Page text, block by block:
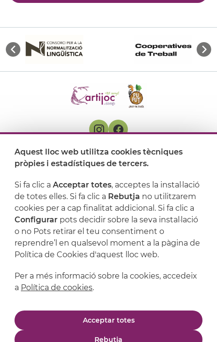
On ens trobem
Suport
Política de privacitat
Aquest lloc web utilitza cookies tècniques
pròpies i estadístiques de tercers.
Si fa clic a Acceptar totes, acceptes la instal·lació
de totes elles. Si fa clic a Rebutja no utilitzarem
cookies per a cap finalitat addicional. Si fa clic a
Configurar pots decidir sobre la seva instal·lació
o no Pots retirar el teu consentiment o
reprendre’l en qualsevol moment a la pàgina de
Política de Cookies d'aquest lloc web.
Per a més informació sobre la cookies, accedeix
a Política de cookies.
Acceptar totes
Rebutja